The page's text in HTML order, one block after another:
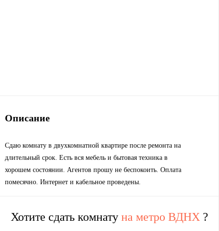
Описание
Сдаю комнату в двухкомнатной квартире после ремонта на
длительный срок. Есть вся мебель и бытовая техника в
хорошем состоянии. Агентов прошу не беспокоить. Оплата
помесячно. Интернет и кабельное проведены.
Хотите сдать комнату на метро ВДНХ ?